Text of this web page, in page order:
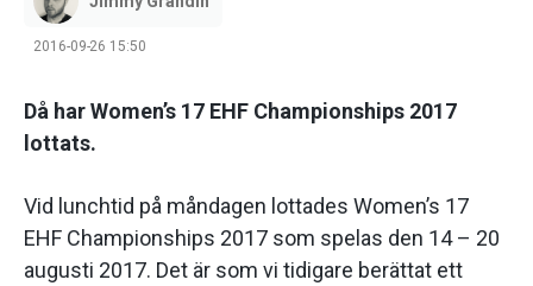
2016-09-26 15:50
Då har Women’s 17 EHF Championships 2017
lottats.
Vid lunchtid på måndagen lottades Women’s 17
EHF Championships 2017 som spelas den 14 – 20
augusti 2017. Det är som vi tidigare berättat ett